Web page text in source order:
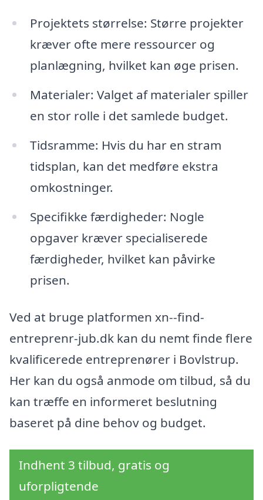
Projektets størrelse: Større projekter
kræver ofte mere ressourcer og
planlægning, hvilket kan øge prisen.
Materialer: Valget af materialer spiller
en stor rolle i det samlede budget.
Tidsramme: Hvis du har en stram
tidsplan, kan det medføre ekstra
omkostninger.
Specifikke færdigheder: Nogle
opgaver kræver specialiserede
færdigheder, hvilket kan påvirke
prisen.
Ved at bruge platformen xn--find-
entreprenr-jub.dk kan du nemt finde flere
kvalificerede entreprenører i Bovlstrup.
Her kan du også anmode om tilbud, så du
kan træffe en informeret beslutning
baseret på dine behov og budget.
Indhent 3 tilbud, gratis og
uforpligtende